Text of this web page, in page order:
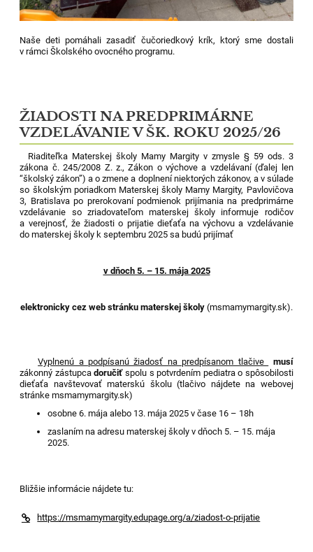
Naše deti pomáhali zasadiť čučoriedkový krík, ktorý sme dostali
v rámciŠkolského ovocného programu.
ŽIADOSTI NA PREDPRIMÁRNE
VZDELÁVANIE V ŠK. ROKU 2025/26
Riaditeľka Materskej školy Mamy Margity v zmysle § 59 ods. 3
zákona č. 245/2008 Z. z., Zákon o výchove a vzdelávaní (ďalej len
“školský zákon”) a o zmene a doplnení niektorých zákonov, a v súlade
so školským poriadkom Materskej školy Mamy Margity, Pavlovičova
3, Bratislava po prerokovaní podmienok prijímania na predprimárne
vzdelávanie so zriadovateľom materskej školy informuje rodičov
a verejnosť, že žiadosti o prijatie dieťaťa na výchovu a vzdelávanie
do materskej školy k septembru 2025 sa budú prijímať
v dňoch 5. – 15. mája 2025
elektronicky cez web stránku materskej školy (msmamymargity.sk).
Vyplnenú a podpísanú žiadosť na predpísanom tlačive
musí
zákonný zástupcadoručiťspolu s potvrdením pediatra o spôsobilosti
dieťaťa navštevovať materskú školu (tlačivo nájdete na webovej
stránke msmamymargity.sk)
osobne 6. mája alebo 13. mája 2025 v čase 16 – 18h
zaslaním na adresu materskej školy v dňoch 5. – 15. mája
2025.
Bližšie informácie nájdete tu:
https://msmamymargity.edupage.org/a/ziadost-o-prijatie